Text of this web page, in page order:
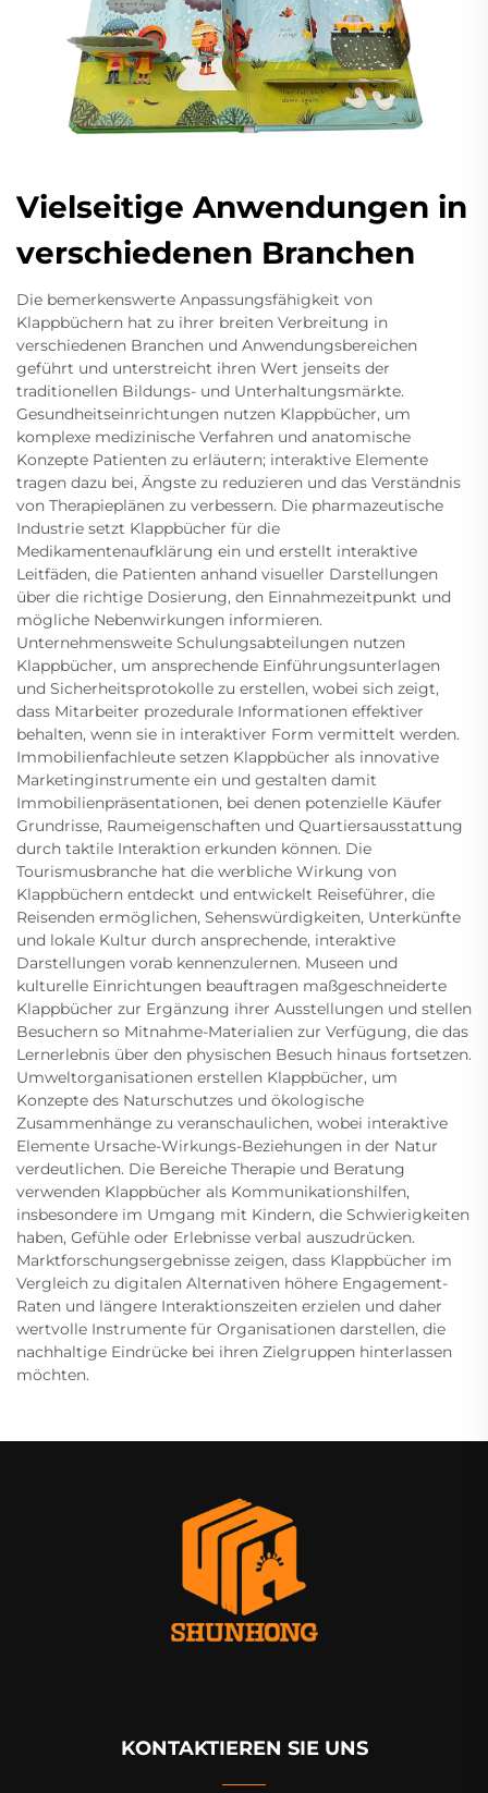
Vielseitige Anwendungen in
verschiedenen Branchen
Die bemerkenswerte Anpassungsfähigkeit von
Klappbüchern hat zu ihrer breiten Verbreitung in
verschiedenen Branchen und Anwendungsbereichen
geführt und unterstreicht ihren Wert jenseits der
traditionellen Bildungs- und Unterhaltungsmärkte.
Gesundheitseinrichtungen nutzen Klappbücher, um
komplexe medizinische Verfahren und anatomische
Konzepte Patienten zu erläutern; interaktive Elemente
tragen dazu bei, Ängste zu reduzieren und das Verständnis
von Therapieplänen zu verbessern. Die pharmazeutische
Industrie setzt Klappbücher für die
Medikamentenaufklärung ein und erstellt interaktive
Leitfäden, die Patienten anhand visueller Darstellungen
über die richtige Dosierung, den Einnahmezeitpunkt und
mögliche Nebenwirkungen informieren.
Unternehmensweite Schulungsabteilungen nutzen
Klappbücher, um ansprechende Einführungsunterlagen
und Sicherheitsprotokolle zu erstellen, wobei sich zeigt,
dass Mitarbeiter prozedurale Informationen effektiver
behalten, wenn sie in interaktiver Form vermittelt werden.
Immobilienfachleute setzen Klappbücher als innovative
Marketinginstrumente ein und gestalten damit
Immobilienpräsentationen, bei denen potenzielle Käufer
Grundrisse, Raumeigenschaften und Quartiersausstattung
durch taktile Interaktion erkunden können. Die
Tourismusbranche hat die werbliche Wirkung von
Klappbüchern entdeckt und entwickelt Reiseführer, die
Reisenden ermöglichen, Sehenswürdigkeiten, Unterkünfte
und lokale Kultur durch ansprechende, interaktive
Darstellungen vorab kennenzulernen. Museen und
kulturelle Einrichtungen beauftragen maßgeschneiderte
Klappbücher zur Ergänzung ihrer Ausstellungen und stellen
Besuchern so Mitnahme-Materialien zur Verfügung, die das
Lernerlebnis über den physischen Besuch hinaus fortsetzen.
Umweltorganisationen erstellen Klappbücher, um
Konzepte des Naturschutzes und ökologische
Zusammenhänge zu veranschaulichen, wobei interaktive
Elemente Ursache-Wirkungs-Beziehungen in der Natur
verdeutlichen. Die Bereiche Therapie und Beratung
verwenden Klappbücher als Kommunikationshilfen,
insbesondere im Umgang mit Kindern, die Schwierigkeiten
haben, Gefühle oder Erlebnisse verbal auszudrücken.
Marktforschungsergebnisse zeigen, dass Klappbücher im
Vergleich zu digitalen Alternativen höhere Engagement-
Raten und längere Interaktionszeiten erzielen und daher
wertvolle Instrumente für Organisationen darstellen, die
nachhaltige Eindrücke bei ihren Zielgruppen hinterlassen
möchten.
KONTAKTIEREN SIE UNS